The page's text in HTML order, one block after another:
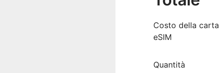
Costo della carta
eSIM
Quantità